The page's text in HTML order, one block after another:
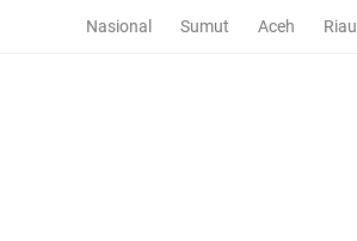
Nasional Sumut Aceh Riau